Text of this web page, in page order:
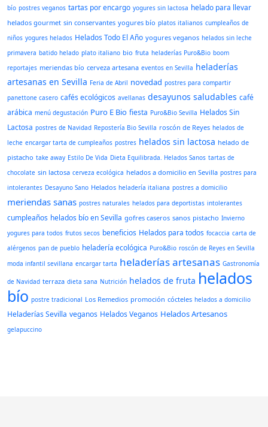
bío postres veganos tartas por encargo yogures sin lactosa helado para llevar
helados gourmet sin conservantes yogures bío platos italianos cumpleaños de
niños yogures helados Helados Todo El Año yogures veganos helados sin leche
primavera batido helado plato italiano bio fruta heladerías Puro&Bio boom
reportajes meriendas bío cerveza artesana eventos en Sevilla heladerías
artesanas en Sevilla Feria de Abril novedad postres para compartir
panettone casero cafés ecológicos avellanas desayunos saludables café
arábica menú degustación Puro E Bio fiesta Puro&Bio Sevilla Helados Sin
Lactosa postres de Navidad Repostería Bio Sevilla roscón de Reyes helados de
leche encargar tarta de cumpleaños postres helados sin lactosa helado de
pistacho take away Estilo De Vida Dieta Equilibrada. Helados Sanos tartas de
chocolate sin lactosa cerveza ecológica helados a domicilio en Sevilla postres para
intolerantes Desayuno Sano Helados heladería italiana postres a domicilio
meriendas sanas postres naturales helados para deportistas intolerantes
cumpleaños helados bío en Sevilla gofres caseros sanos pistacho Invierno
yogures para todos frutos secos beneficios Helados para todos focaccia carta de
alérgenos pan de pueblo heladería ecológica Puro&Bio roscón de Reyes en Sevilla
moda infantil sevillana encargar tarta heladerías artesanas Gastronomía
de Navidad terraza dieta sana Nutrición helados de fruta helados
bío postre tradicional Los Remedios promoción cócteles helados a domicilio
Heladerías Sevilla veganos Helados Veganos Helados Artesanos
gelapuccino